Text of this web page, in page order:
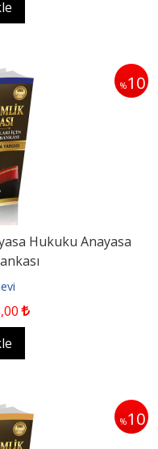
%10
Hukuku Anayasa
,00
%10